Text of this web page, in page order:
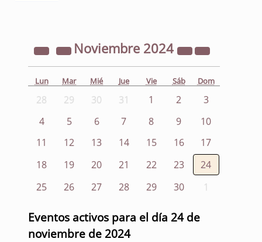
Noviembre 2024
Lun Mar Mié Jue Vie Sáb Dom
28 29 30 31 1 2
3
4
5 6 7 8 9
10
11
12 13 14 15 16
17
18
19 20 21 22 23
24
25
26 27 28 29 30 1
Eventos activos para el día 24 de
noviembre de 2024